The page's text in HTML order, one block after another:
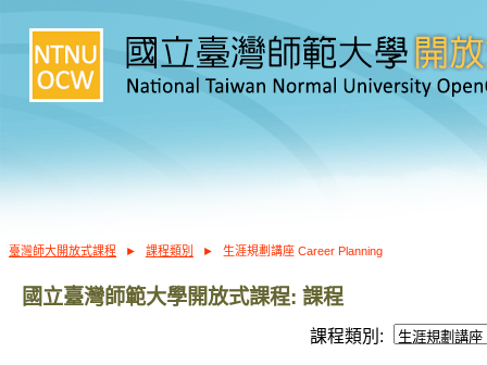
臺灣師大開放式課程 ► 課程類別 ► 生涯規劃講座 Career Planning
國立臺灣師範大學開放式課程: 課程
課程類別: